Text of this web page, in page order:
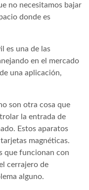
no necesitamos bajar
donde es
es una de las
en el mercado
una aplicación,
son otra cosa que
la entrada de
Estos aparatos
magnéticas.
que funcionan con
cerrajero de
alguno.